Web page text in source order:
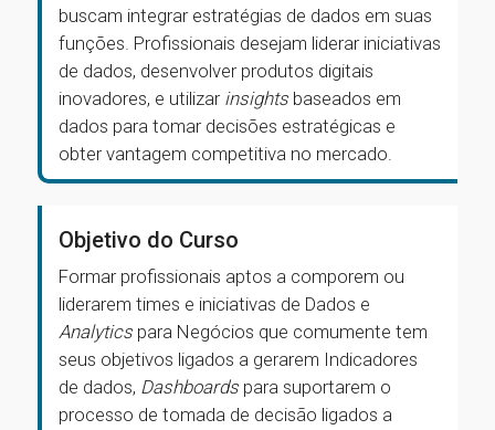
buscam integrar estratégias de dados em suas
funções. Profissionais desejam liderar iniciativas
de dados, desenvolver produtos digitais
inovadores, e utilizar insights baseados em
dados para tomar decisões estratégicas e
obter vantagem competitiva no mercado.
Objetivo do Curso
Formar profissionais aptos a comporem ou
liderarem times e iniciativas de Dados e
Analytics para Negócios que comumente tem
seus objetivos ligados a gerarem Indicadores
de dados, Dashboards para suportarem o
processo de tomada de decisão ligados a